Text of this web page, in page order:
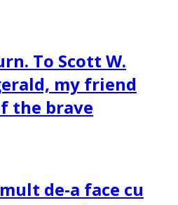
To Scott W.
my friend
the brave
de-a face cu